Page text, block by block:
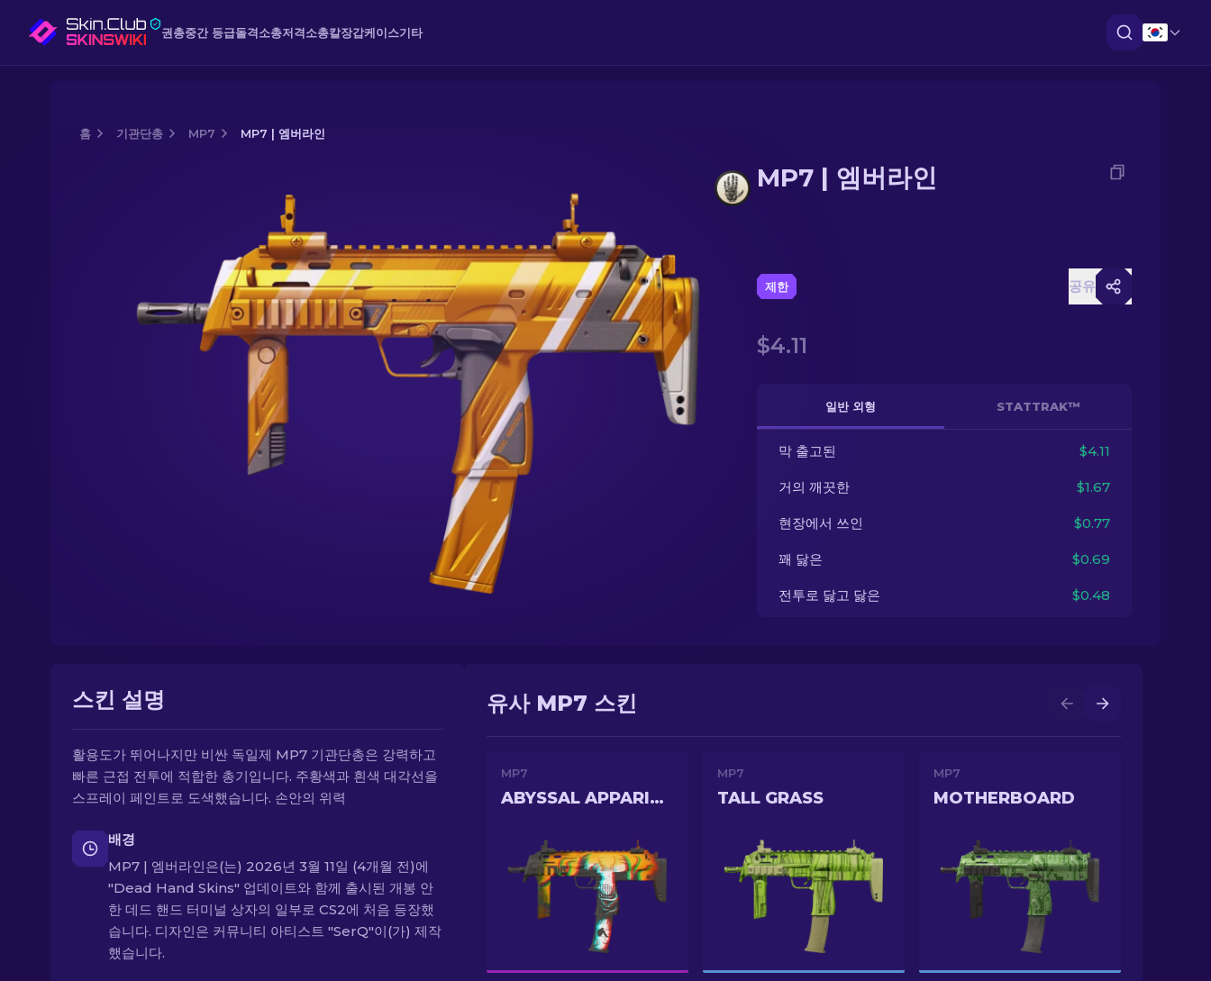
권총중간 등급돌격소총저격소총칼장갑케이스기타
홈 기관단총 MP7 MP7 | 엠버라인
MP7 | 엠버라인
제한 공유
$4.11
일반 외형 STATTRAK™
막 출고된 $4.11
거의 깨끗한 $1.67
현장에서 쓰인 $0.77
꽤 닳은 $0.69
전투로 닳고 닳은 $0.48
스킨 설명
활용도가 뛰어나지만 비싼 독일제 MP7 기관단총은 강력하고
빠른 근접 전투에 적합한 총기입니다. 주황색과 흰색 대각선을
스프레이 페인트로 도색했습니다. 손안의 위력
배경
MP7 | 엠버라인은(는) 2026년 3월 11일 (4개월 전)에
"Dead Hand Skins" 업데이트와 함께 출시된 개봉 안
한 데드 핸드 터미널 상자의 일부로 CS2에 처음 등장했
습니다. 디자인은 커뮤니티 아티스트 "SerQ"이(가) 제작
했습니다.
유사 MP7 스킨
MP7
ABYSSAL APPARITION
MP7
TALL GRASS
MP7
MOTHERBOARD